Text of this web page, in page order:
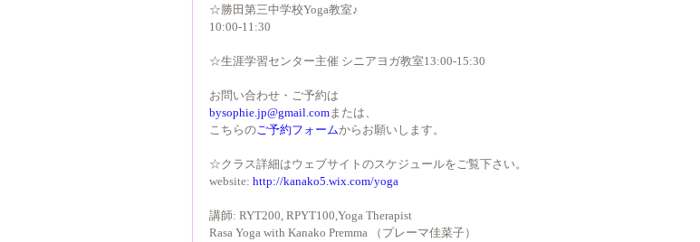
☆勝田第三中学校Yoga教室♪
10:00-11:30
☆生涯学習センター主催 シニアヨガ教室13:00-15:30
お問い合わせ・ご予約は
bysophie.jp@gmail.comまたは、
こちらのご予約フォームからお願いします。
☆クラス詳細はウェブサイトのスケジュールをご覧下さい。
website: http://kanako5.wix.com/yoga
講師: RYT200, RPYT100,Yoga Therapist
Rasa Yoga with Kanako Premma （プレーマ佳菜子）